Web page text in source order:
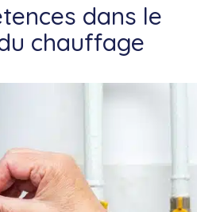
dans le
chauffage